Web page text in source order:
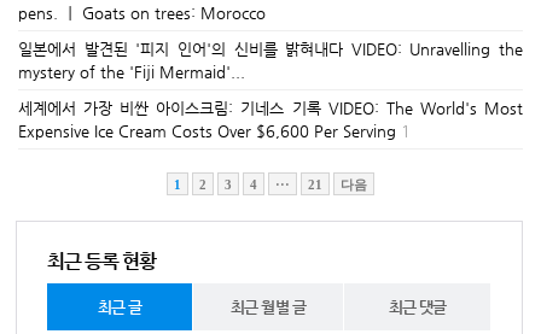
pens. ㅣ Goats on trees: Morocco
일본에서 발견된 '피지 인어'의 신비를 밝혀내다 VIDEO: Unravelling the
mystery of the 'Fiji Mermaid'...
세계에서 가장 비싼 아이스크림: 기네스 기록 VIDEO: The World's Most
Expensive Ice Cream Costs Over $6,600 Per Serving 1
1 2 3 4 ··· 21 다음
최근 등록 현황
최근 글 최근 월별 글 최근 댓글